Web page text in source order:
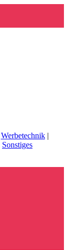
Werbetechnik|
Sonstiges